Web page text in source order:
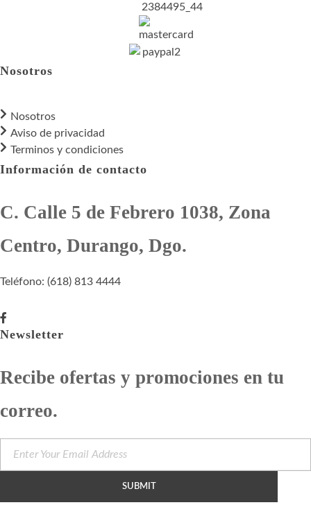
Nosotros
Nosotros
Aviso de privacidad
Terminos y condiciones
Información de contacto
C. Calle 5 de Febrero 1038, Zona
Centro, Durango, Dgo.
Teléfono: (618) 813 4444
Newsletter
Recibe ofertas y promociones en tu
correo.